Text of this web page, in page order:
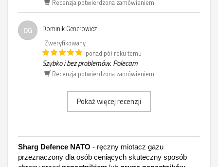
Recenzja potwierdzona zamówieniem.
DG Dominik Generowicz
Zweryfikowany
ponad pół roku temu
Szybko i bez problemów. Polecam
Recenzja potwierdzona zamówieniem.
Pokaż więcej recenzji
Sharg Defence NATO - ręczny miotacz gazu
przeznaczony dla osób ceniących skuteczny sposób